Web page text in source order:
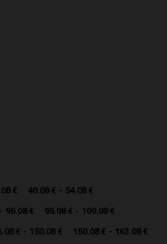
€
40.08 € - 54.08 €
95.08 €
95.08 € - 109.08 €
€ - 150.08 € 150.08 € - 163.08 €